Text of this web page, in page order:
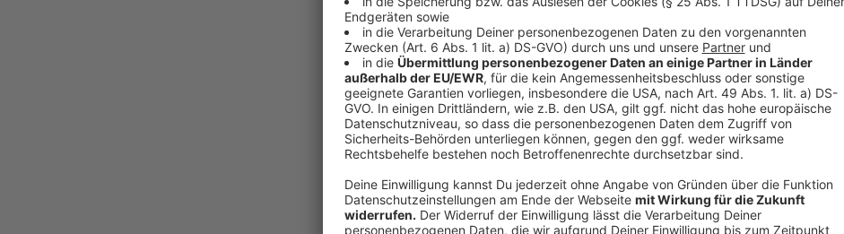
über die klassischen Reisestrecken wie A1 und A3 fahren
Hauptverkehrszeiten meiden, besonders den
weniger Verkehr herrscht, wird außerdem auf einigen
A524 zwischen Duisburg-Süd und Breitscheid in den
gesperrt.
In Erkrath gehen die Vorarbeiten für den Neubau des
Beginn der Herbstferien wird die Einfeld-Turnhalle am